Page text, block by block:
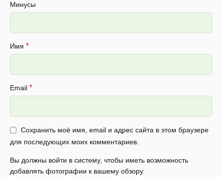
Минусы
Имя *
Email *
Сохранить моё имя, email и адрес сайта в этом браузере
для последующих моих комментариев.
Вы должны войти в систему, чтобы иметь возможность
добавлять фотографии к вашему обзору.